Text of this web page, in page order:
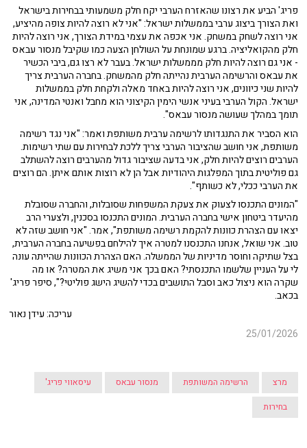
פריג' הביע את רצונו שהאזרח הערבי יקח חלק משמעותי בבחירות בישראל
ואת הצורך ביצוג ערבי בממשלות ישראל: "אני לא רוצה להיות צופה מהיציע,
אני רוצה לשחק במשחק. אני אכפה את עצמי במידת הצורך, אני רוצה להיות
חלק מהקואליציה. ברגע שמונחת על השולחן הצעה כמו שקיבל מנסור עבאס
- אני גם רוצה להיות חלק מממשלות ישראל. בעבר לא רצו גם, ביבי הכשיר
את עבאס והרשימה הערבית נהייתה חלק מהמשחק. בחברה הערבית צריך
להיות שני כיוונים, אני רוצה להיות באחד מאלה ולקחת חלק בממשלות
ישראל. הקול הערבי בעיני אנשי הימין הקיצוני הוא מחבל ואנטי המדינה, אני
תומך במהלך שעושה מנסור עבאס".
הוא הסביר את התנגדותו לרשימה ערבית משותפת ואמר: "אני נגד רשימה
משותפת, אני חושב שהציבור הערבי צריך ללכת לבחירות עם שתי רשימות.
הערבים רוצים להיות חלק, אני בדעה שציבור גדול מהערבים רוצה להשתלב
גם פוליטית בתוך המפלגות היהודיות אבל הן לא רוצות אותם איתן. הם רוצים
את הערבי ככלי, לא כשותף".
"המונים התכנסו לצעוק את צעקת המשפחות שסובלות, והחברה שסובלת
מהיעדר ביטחון אישי בחברה הערבית. המונים התכנסו בסכנין, ולצערי הרב
יצאו עם הצהרת כוונות להקמת רשימה משותפת", אמר. "אני חושב שזה לא
טוב. אני שואל, אנחנו התכנסנו למטרה איך להילחם בפשיעה בחברה הערבית,
בצל שתיקה וחוסר מדיניות של הממשלה. האם הצהרת הכוונות שהייתה עונה
לי על העניין שלשמו התכנסתי? האם בכך אני משיג את המטרה? או מה
שקרה הוא ניצול כאב וסבל התושבים בכדי להשיג הישג פוליטי?", סיפר פריג'
בכאב.
עריכה: עידן נאור
25/01/2026
מרצ הרשימה המשותפת מנסור עבאס
עיסאווי פריג'
בחירות